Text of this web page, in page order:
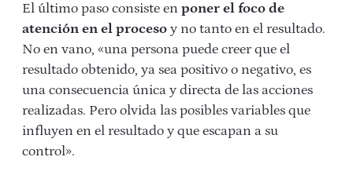
El último paso consiste en poner el foco de
atención en el proceso y no tanto en el resultado.
No en vano, «una persona puede creer que el
resultado obtenido, ya sea positivo o negativo, es
una consecuencia única y directa de las acciones
realizadas. Pero olvida las posibles variables que
influyen en el resultado y que escapan a su
control».